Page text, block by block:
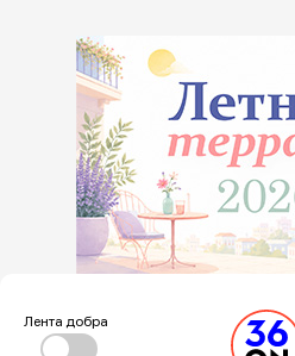
Лента добра